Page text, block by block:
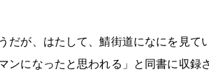
だが、はたして、鯖街道になにを見て
になったと思われる」と同書に収録